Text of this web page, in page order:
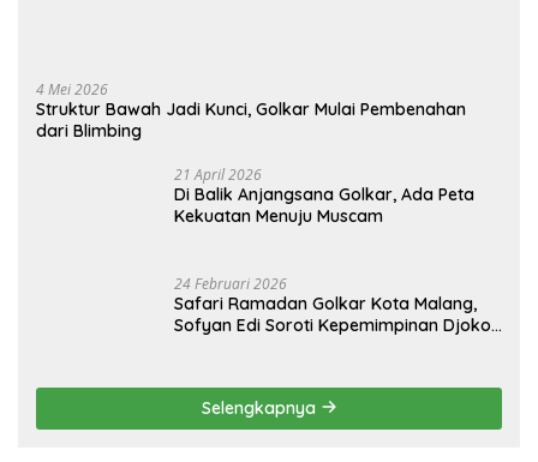
4 Mei 2026
Struktur Bawah Jadi Kunci, Golkar Mulai Pembenahan
dari Blimbing
21 April 2026
Di Balik Anjangsana Golkar, Ada Peta
Kekuatan Menuju Muscam
24 Februari 2026
Safari Ramadan Golkar Kota Malang,
Sofyan Edi Soroti Kepemimpinan Djoko
Selengkapnya